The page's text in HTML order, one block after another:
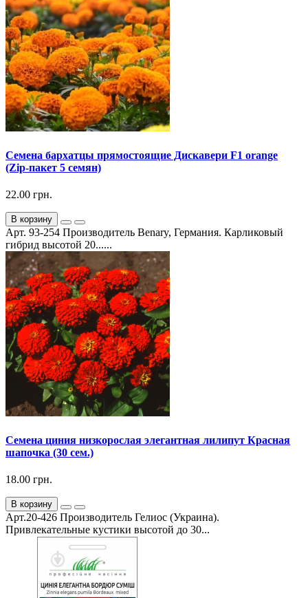
Семена бархатцы прямостоящие Дискавери F1 orange
(Zip-пакет 5 семян)
22.00 грн.
В корзину
Арт. 93-254 Производитель Benary, Германия. Карликовый
гибрид высотой 20......
Семена циния низкорослая элегантная лилипут Красная
шапочка (30 сем.)
18.00 грн.
В корзину
Арт.20-426 Производитель Гелиос (Украина).
Привлекательные кустики высотой до 30...